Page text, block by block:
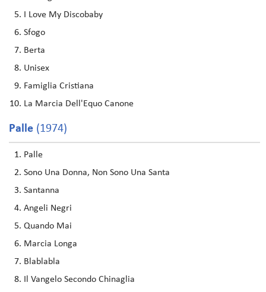
I Love My Discobaby
Sfogo
Berta
Unisex
Famiglia Cristiana
La Marcia Dell'Equo Canone
Palle (1974)
Palle
Sono Una Donna, Non Sono Una Santa
Santanna
Angeli Negri
Quando Mai
Marcia Longa
Blablabla
Il Vangelo Secondo Chinaglia